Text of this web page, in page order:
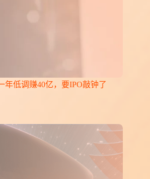
年低调赚40亿，要IPO敲钟了